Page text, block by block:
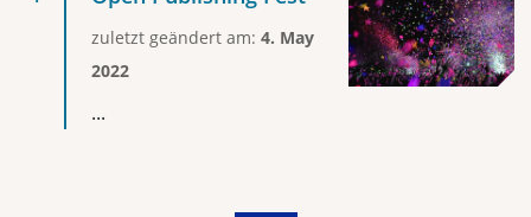
zuletzt geändert am: 4. May
2022
...